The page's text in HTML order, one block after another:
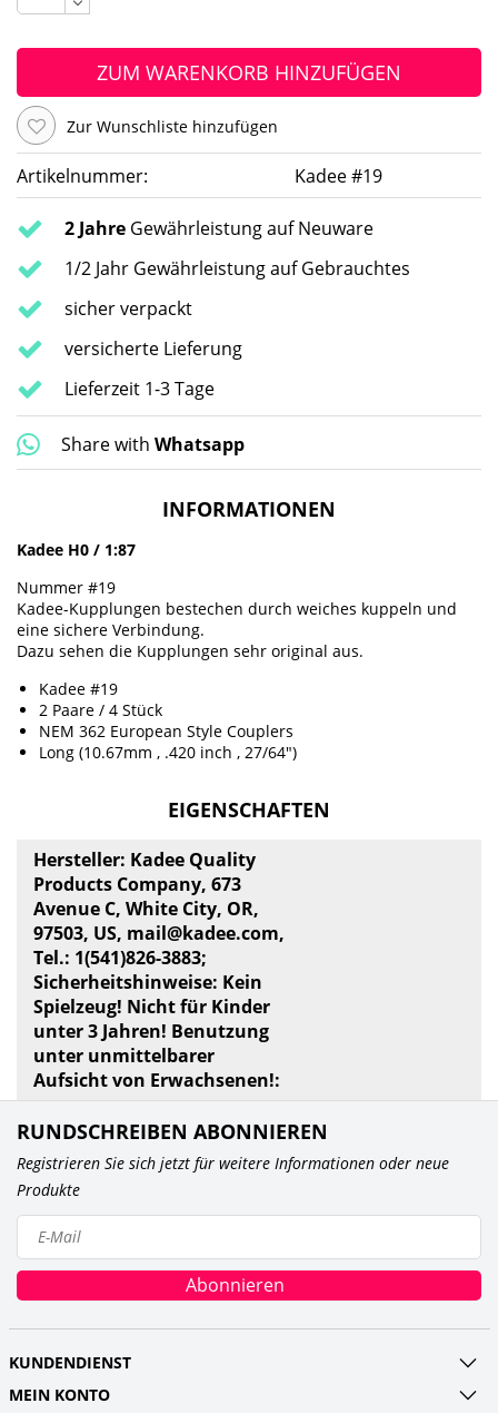
ZUM WARENKORB HINZUFÜGEN
Zur Wunschliste hinzufügen
Artikelnummer: Kadee #19
2 Jahre Gewährleistung auf Neuware
1/2 Jahr Gewährleistung auf Gebrauchtes
sicher verpackt
versicherte Lieferung
Lieferzeit 1-3 Tage
Share with Whatsapp
INFORMATIONEN
Kadee H0 / 1:87
Nummer #19
Kadee-Kupplungen bestechen durch weiches kuppeln und
eine sichere Verbindung.
Dazu sehen die Kupplungen sehr original aus.
Kadee #19
2 Paare / 4 Stück
NEM 362 European Style Couplers
Long (10.67mm , .420 inch , 27/64")
EIGENSCHAFTEN
Hersteller: Kadee Quality
Products Company, 673
Avenue C, White City, OR,
97503, US, mail@kadee.com,
Tel.: 1(541)826-3883;
Sicherheitshinweise: Kein
Spielzeug! Nicht für Kinder
unter 3 Jahren! Benutzung
unter unmittelbarer
Aufsicht von Erwachsenen!:
RUNDSCHREIBEN ABONNIEREN
Registrieren Sie sich jetzt für weitere Informationen oder neue
Produkte
Abonnieren
KUNDENDIENST
MEIN KONTO